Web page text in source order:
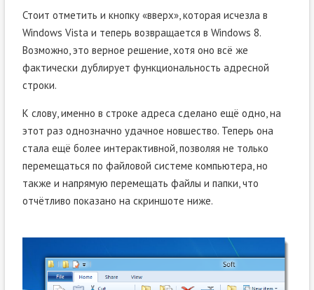
Стоит отметить и кнопку «вверх», которая исчезла в
Windows Vista и теперь возвращается в Windows 8.
Возможно, это верное решение, хотя оно всё же
фактически дублирует функциональность адресной
строки.
К слову, именно в строке адреса сделано ещё одно, на
этот раз однозначно удачное новшество. Теперь она
стала ещё более интерактивной, позволяя не только
перемещаться по файловой системе компьютера, но
также и напрямую перемещать файлы и папки, что
отчётливо показано на скриншоте ниже.